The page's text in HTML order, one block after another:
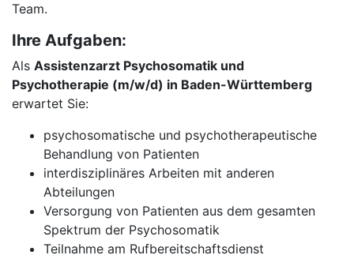
Team.
Ihre Aufgaben:
Als Assistenzarzt Psychosomatik und
Psychotherapie (m/w/d) in Baden-Württemberg
erwartet Sie:
psychosomatische und psychotherapeutische
Behandlung von Patienten
interdisziplinäres Arbeiten mit anderen
Abteilungen
Versorgung von Patienten aus dem gesamten
Spektrum der Psychosomatik
Teilnahme am Rufbereitschaftsdienst